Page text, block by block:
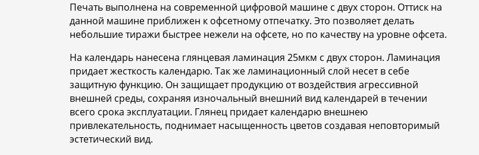
Печать выполнена на современной цифровой машине с двух сторон. Оттиск на
данной машине приближен к офсетному отпечатку. Это позволяет делать
небольшие тиражи быстрее нежели на офсете, но по качеству на уровне офсета.
На календарь нанесена глянцевая ламинация 25мкм с двух сторон. Ламинация
придает жесткость календарю. Так же ламинационный слой несет в себе
защитную функцию. Он защищает продукцию от воздействия агрессивной
внешней среды, сохраняя изночальный внешний вид календарей в течении
всего срока эксплуатации. Глянец придает календарю внешнею
привлекательность, поднимает насыщенность цветов создавая неповторимый
эстетический вид.